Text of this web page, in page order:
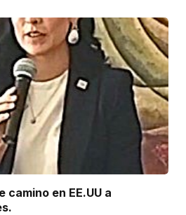
en EE.UU a